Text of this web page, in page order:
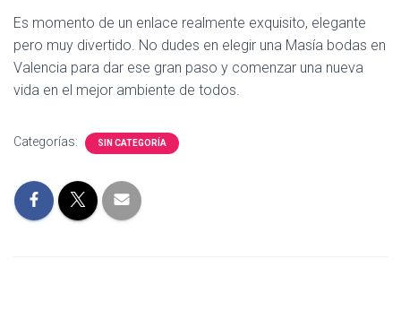
Es momento de un enlace realmente exquisito, elegante
pero muy divertido. No dudes en elegir una Masía bodas en
Valencia para dar ese gran paso y comenzar una nueva
vida en el mejor ambiente de todos.
Categorías: SIN CATEGORÍA